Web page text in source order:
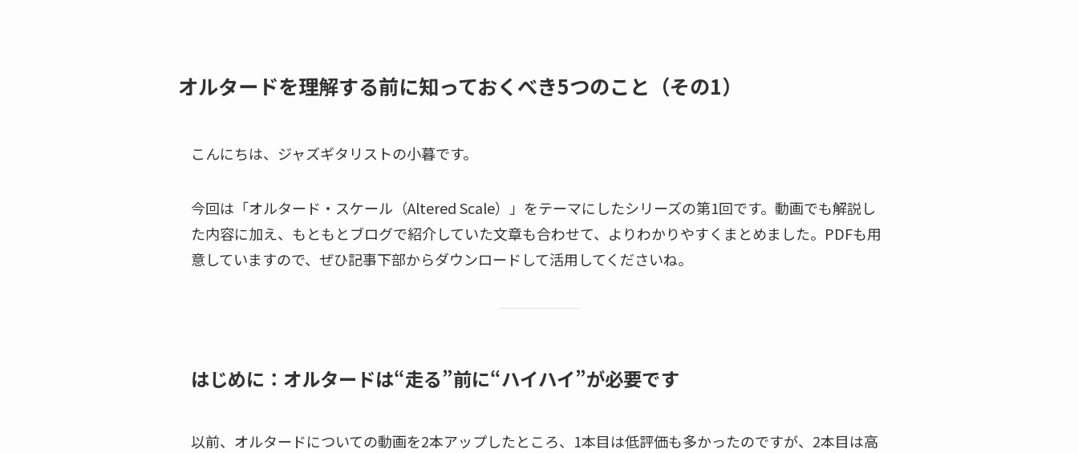
オルタードを理解する前に知っておくべき5つのこと（その1）
こんにちは、ジャズギタリストの小暮です。
今回は「オルタード・スケール（Altered Scale）」をテーマにしたシリーズの第1回です。動画でも解説し
た内容に加え、もともとブログで紹介していた文章も合わせて、よりわかりやすくまとめました。PDFも用
意していますので、ぜひ記事下部からダウンロードして活用してくださいね。
はじめに：オルタードは“走る”前に“ハイハイ”が必要です
以前、オルタードについての動画を2本アップしたところ、1本目は低評価も多かったのですが、2本目は高